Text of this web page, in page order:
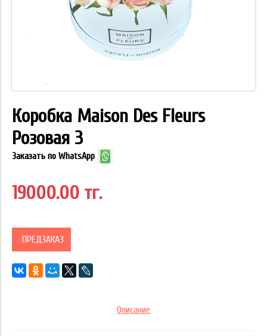
Коробка Maison Des Fleurs
Розовая 3
Заказать по WhatsApp
19000.00 тг.
ПРЕДЗАКАЗ
Описание